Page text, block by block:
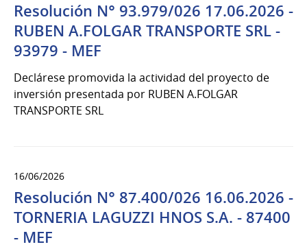
Resolución N° 93.979/026 17.06.2026 -
RUBEN A.FOLGAR TRANSPORTE SRL -
93979 - MEF
Declárese promovida la actividad del proyecto de
inversión presentada por RUBEN A.FOLGAR
TRANSPORTE SRL
16/06/2026
Resolución N° 87.400/026 16.06.2026 -
TORNERIA LAGUZZI HNOS S.A. - 87400
- MEF